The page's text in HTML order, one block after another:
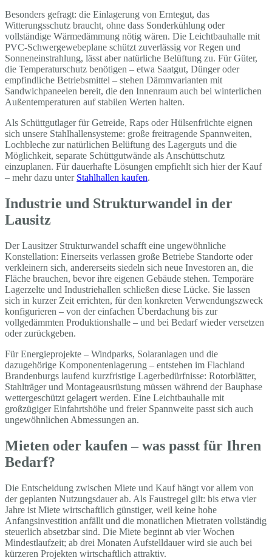
Besonders gefragt: die Einlagerung von Erntegut, das
Witterungsschutz braucht, ohne dass Sonderkühlung oder
vollständige Wärmedämmung nötig wären. Die Leichtbauhalle mit
PVC-Schwergewebeplane schützt zuverlässig vor Regen und
Sonneneinstrahlung, lässt aber natürliche Belüftung zu. Für Güter,
die Temperaturschutz benötigen – etwa Saatgut, Dünger oder
empfindliche Betriebsmittel – stehen Dämmvarianten mit
Sandwichpaneelen bereit, die den Innenraum auch bei winterlichen
Außentemperaturen auf stabilen Werten halten.
Als Schüttgutlager für Getreide, Raps oder Hülsenfrüchte eignen
sich unsere Stahlhallensysteme: große freitragende Spannweiten,
Lochbleche zur natürlichen Belüftung des Lagerguts und die
Möglichkeit, separate Schüttgutwände als Anschüttschutz
einzuplanen. Für dauerhafte Lösungen empfiehlt sich hier der Kauf
– mehr dazu unter Stahlhallen kaufen.
Industrie und Strukturwandel in der
Lausitz
Der Lausitzer Strukturwandel schafft eine ungewöhnliche
Konstellation: Einerseits verlassen große Betriebe Standorte oder
verkleinern sich, andererseits siedeln sich neue Investoren an, die
Fläche brauchen, bevor ihre eigenen Gebäude stehen. Temporäre
Lagerzelte und Industriehallen schließen diese Lücke. Sie lassen
sich in kurzer Zeit errichten, für den konkreten Verwendungszweck
konfigurieren – von der einfachen Überdachung bis zur
vollgedämmten Produktionshalle – und bei Bedarf wieder versetzen
oder zurückgeben.
Für Energieprojekte – Windparks, Solaranlagen und die
dazugehörige Komponentenlagerung – entstehen im Flachland
Brandenburgs laufend kurzfristige Lagerbedürfnisse: Rotorblätter,
Stahlträger und Montageausrüstung müssen während der Bauphase
wettergeschützt gelagert werden. Eine Leichtbauhalle mit
großzügiger Einfahrtshöhe und freier Spannweite passt sich auch
ungewöhnlichen Abmessungen an.
Mieten oder kaufen – was passt für Ihren
Bedarf?
Die Entscheidung zwischen Miete und Kauf hängt vor allem von
der geplanten Nutzungsdauer ab. Als Faustregel gilt: bis etwa vier
Jahre ist Miete wirtschaftlich günstiger, weil keine hohe
Anfangsinvestition anfällt und die monatlichen Mietraten vollständig
steuerlich absetzbar sind. Die Miete beginnt ab vier Wochen
Mindestlaufzeit; ab drei Monaten Aufstelldauer wird sie auch bei
kürzeren Projekten wirtschaftlich attraktiv.